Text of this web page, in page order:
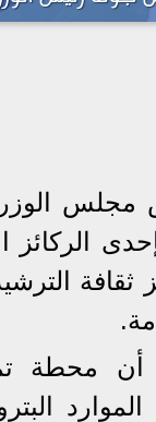
الركائز
أن محطة